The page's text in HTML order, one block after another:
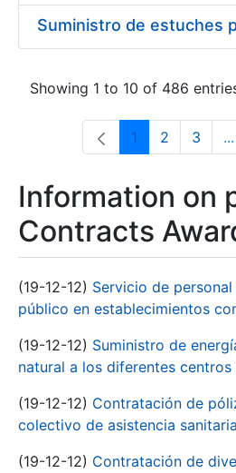
Showing 1 to 10 of 486
Page
1 Page
2 Page
3 ...
Information on
Contracts
(19-12-12) Servicio de
público en establecimientos
(19-12-12) Suministro de
natural a los diferentes centros
(19-12-12) Contratación de
colectivo de asistencia sanitaria
(19-12-12) Contratación de